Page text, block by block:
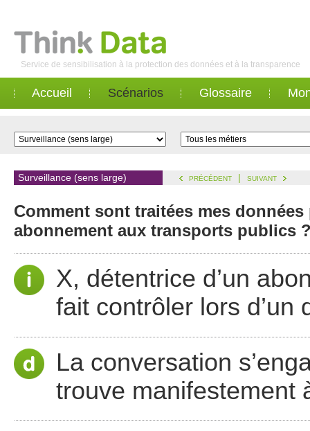
Service de sensibilisation à la protection des données et à la transparence
Accueil Scénarios Glossaire
Surveillance (sens large) PRÉCÉDENT | SUIVANT
Comment sont traitées mes
abonnement aux transports publics
X, détentrice d’un
fait contrôler lors d’un
La conversation
trouve manifestement